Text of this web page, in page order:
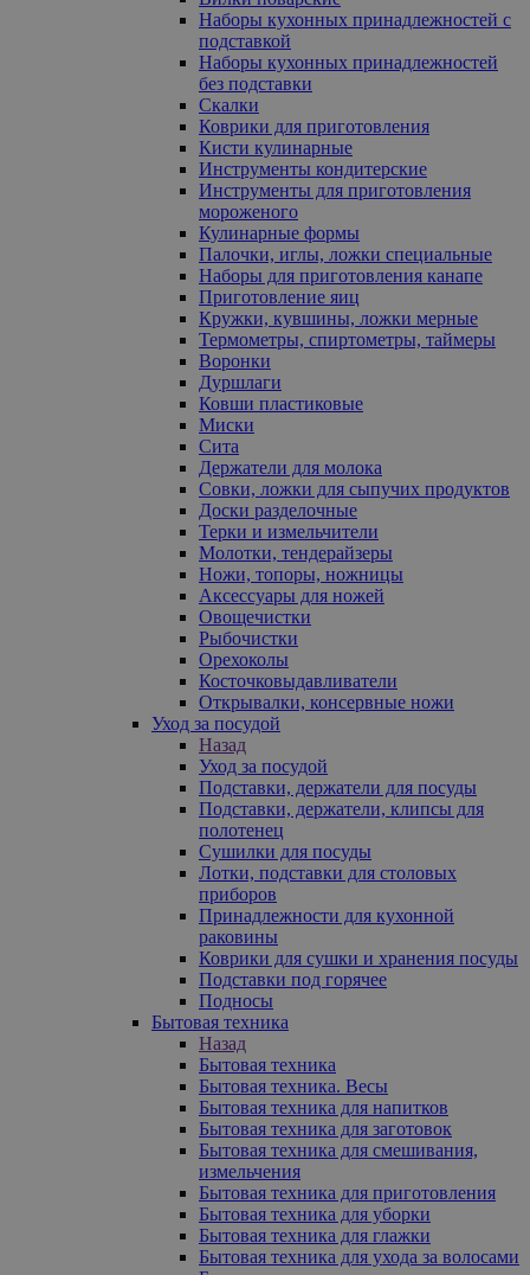
Наборы кухонных принадлежностей с
подставкой
Наборы кухонных принадлежностей
без подставки
Скалки
Коврики для приготовления
Кисти кулинарные
Инструменты кондитерские
Инструменты для приготовления
мороженого
Кулинарные формы
Палочки, иглы, ложки специальные
Наборы для приготовления канапе
Приготовление яиц
Кружки, кувшины, ложки мерные
Термометры, спиртометры, таймеры
Воронки
Дуршлаги
Ковши пластиковые
Миски
Сита
Держатели для молока
Совки, ложки для сыпучих продуктов
Доски разделочные
Терки и измельчители
Молотки, тендерайзеры
Ножи, топоры, ножницы
Аксессуары для ножей
Овощечистки
Рыбочистки
Орехоколы
Косточковыдавливатели
Открывалки, консервные ножи
Уход за посудой
Назад
Уход за посудой
Подставки, держатели для посуды
Подставки, держатели, клипсы для
полотенец
Сушилки для посуды
Лотки, подставки для столовых
приборов
Принадлежности для кухонной
раковины
Коврики для сушки и хранения посуды
Подставки под горячее
Подносы
Бытовая техника
Назад
Бытовая техника
Бытовая техника. Весы
Бытовая техника для напитков
Бытовая техника для заготовок
Бытовая техника для смешивания,
измельчения
Бытовая техника для приготовления
Бытовая техника для уборки
Бытовая техника для глажки
Бытовая техника для ухода за волосами